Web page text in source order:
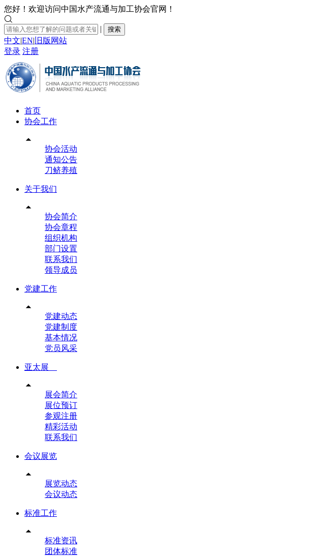
您好！欢迎访问中国水产流通与加工协会官网！

| 搜索
中文|EN| 旧版网站
登录 注册
首页
协会工作

协会活动
通知公告
刀鲚养殖
关于我们

协会简介
协会章程
组织机构
部门设置
联系我们
领导成员
党建工作

党建动态
党建制度
基本情况
党员风采
亚太展

展会简介
展位预订
参观注册
精彩活动
联系我们
会议展览

展览动态
会议动态
标准工作

标准资讯
团体标准